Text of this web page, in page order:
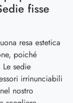
fisse
resa estetica
poiché
sedie
irrinunciabili
nostro